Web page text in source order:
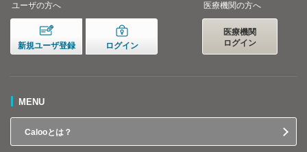
ユーザの方へ
新規ユーザ登録 ログイン
医療機関の方へ
医療機関
ログイン
MENU
Calooとは？